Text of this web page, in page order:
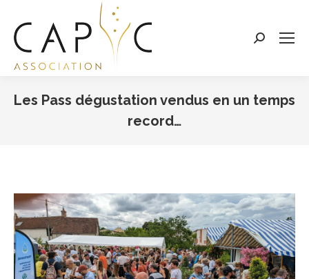
Search:
Les Pass dégustation vendus en un temps
record…